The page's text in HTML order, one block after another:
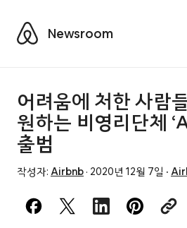
AirbnbNewsroom
어려움에 처한 사람
원하는 비영리단체
출범
작성자: Airbnb · 2020년 12월 7일 ·